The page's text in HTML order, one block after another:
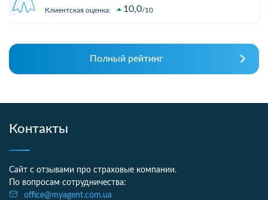
Клиентская оценка: 10,0 10
Полный рейтинг
Контакты
Сайт с отзывами про страховые компании.
По вопросам сотрудничества:
office@myagent.com.ua